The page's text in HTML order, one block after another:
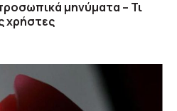
μηνύματα – Τι
χρήστες